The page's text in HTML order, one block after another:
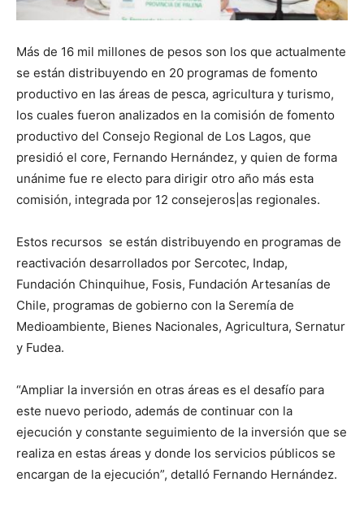
Más de 16 mil millones de pesos son los que actualmente
se están distribuyendo en 20 programas de fomento
productivo en las áreas de pesca, agricultura y turismo,
los cuales fueron analizados en la comisión de fomento
productivo del Consejo Regional de Los Lagos, que
presidió el core, Fernando Hernández, y quien de forma
unánime fue re electo para dirigir otro año más esta
comisión, integrada por 12 consejeros|as regionales.
Estos recursos se están distribuyendo en programas de
reactivación desarrollados por Sercotec, Indap,
Fundación Chinquihue, Fosis, Fundación Artesanías de
Chile, programas de gobierno con la Seremía de
Medioambiente, Bienes Nacionales, Agricultura, Sernatur
y Fudea.
“Ampliar la inversión en otras áreas es el desafío para
este nuevo periodo, además de continuar con la
ejecución y constante seguimiento de la inversión que se
realiza en estas áreas y donde los servicios públicos se
encargan de la ejecución”, detalló Fernando Hernández.